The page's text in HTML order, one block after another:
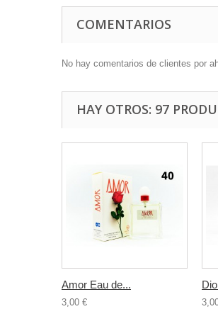
COMENTARIOS
No hay comentarios de clientes por
HAY OTROS: 97
Amor Eau de...
3,00 €